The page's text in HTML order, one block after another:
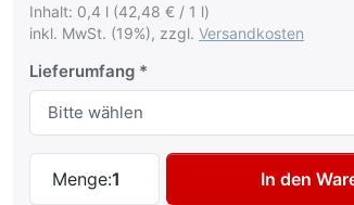
Inhalt: 0,4 l (42,48 € / 1 l)
inkl. MwSt. (19%), zzgl. Versandkosten
Lieferumfang
Menge:1
Autolack Spraydose für
In den